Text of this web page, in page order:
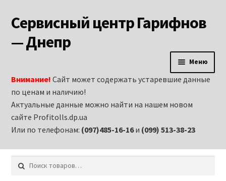
Перейти к навигации
Перейти к содержимому
Сервисный центр Гарифнов
— Днепр
Меню
Аренда строительного оборудования и
электроинструмента в Днепропетровске
Витрина
Внимание! Сайт может содержать устаревшие данные
по ценам и наличию!
Актуальные данные можно найти на нашем новом
сайте Profitolls.dp.ua
Или по телефонам: (097)485-16-16и (099) 513-38-23
Искать: